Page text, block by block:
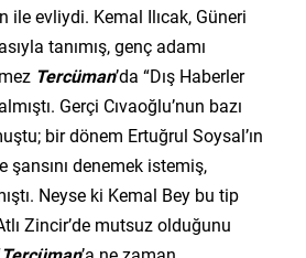
ile evliydi. Kemal Ilıcak, Güneri
tanımış, genç adamı
Tercüman’da “Dış Haberler
Gerçi Cıvaoğlu’nun bazı
bir dönem Ertuğrul Soysal’ın
şansını denemek istemiş,
Neyse ki Kemal Bey bu tip
Zincir’de mutsuz olduğunu